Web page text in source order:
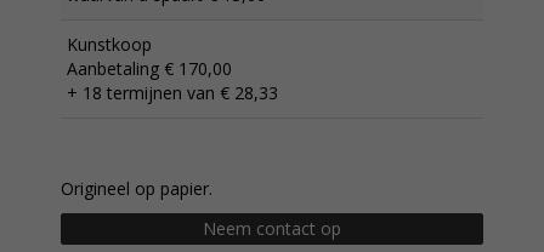
Kunstkoop
Aanbetaling € 170,00
+ 18 termijnen van € 28,33
Origineel op papier.
Neem contact op